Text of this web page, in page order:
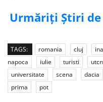
Urmăriți Știri de
TAGS: romania cluj
napoca
iulie turisti utcn
universitate
scena dacia
prima
pot